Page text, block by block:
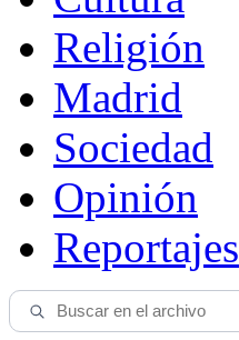
Religión
Madrid
Sociedad
Opinión
Reportajes